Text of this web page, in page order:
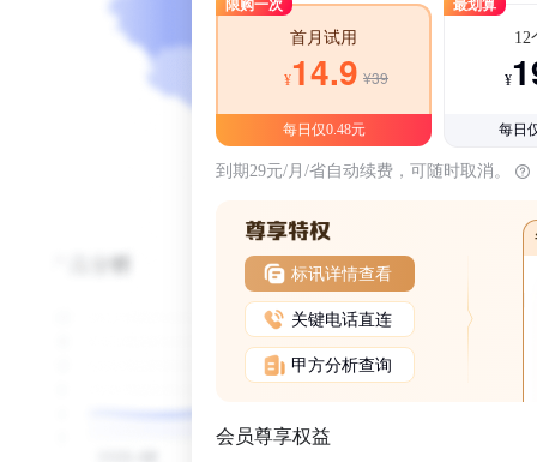
首月试用
¥14.9 ¥39
每日仅0.48元
12
¥
每日
到期29元/月/省自动续费，可随时取消。
标讯详情查看
关键电话直连
甲方分析查询
会员尊享权益